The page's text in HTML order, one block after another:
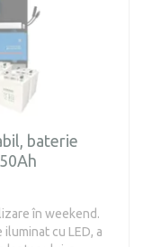
baterie
în weekend.
cu LED, a